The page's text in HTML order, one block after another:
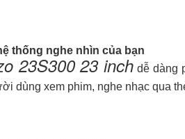
thống nghe nhìn của bạn
23S300 23 inch​ dễ dàng
dùng xem phim, nghe nhạc qua